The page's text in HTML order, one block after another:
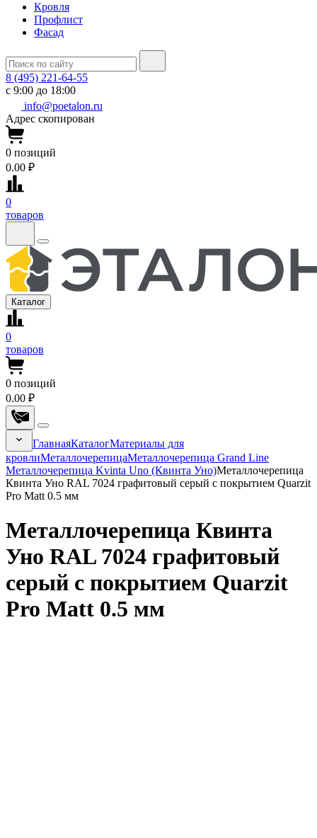
Кровля
Профлист
Фасад
8 (495) 221-64-55
с 9:00 до 18:00
info@poetalon.ru
Адрес скопирован
0 позиций
0.00 ₽
0
товаров
Каталог
0
товаров
0 позиций
0.00 ₽
ГлавнаяКаталогМатериалы для
кровлиМеталлочерепицаМеталлочерепица Grand Line
Металлочерепица Kvinta Uno (Квинта Уно)Металлочерепица
Квинта Уно RAL 7024 графитовый серый с покрытием Quarzit
Pro Matt 0.5 мм
Металлочерепица Квинта
Уно RAL 7024 графитовый
серый с покрытием Quarzit
Pro Matt 0.5 мм